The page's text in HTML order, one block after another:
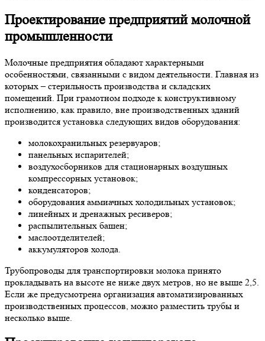
Проектирование предприятий молочной
промышленности
Молочные предприятия обладают характерными
особенностями, связанными с видом деятельности. Главная из
которых – стерильность производства и складских
помещений. При грамотном подходе к конструктивному
исполнению, как правило, вне производственных зданий
производится установка следующих видов оборудования:
молокохранильных резервуаров;
панельных испарителей;
воздухосборников для стационарных воздушных
компрессорных установок;
конденсаторов;
оборудования аммиачных холодильных установок;
линейных и дренажных ресиверов;
распылительных башен;
маслоотделителей;
аккумуляторов холода.
Трубопроводы для транспортировки молока принято
прокладывать на высоте не ниже двух метров, но не выше 2,5.
Если же предусмотрена организация автоматизированных
производственных процессов, можно разместить трубы и
несколько выше.